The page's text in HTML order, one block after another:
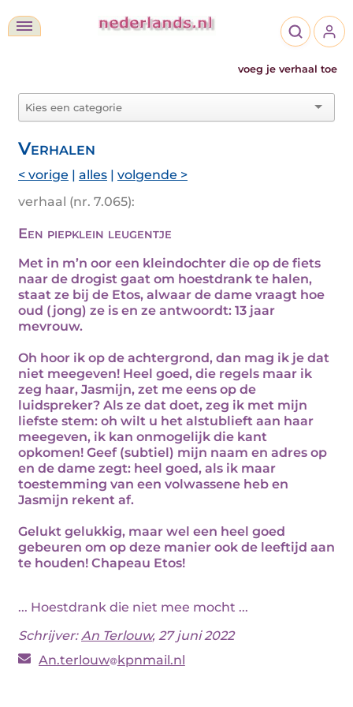
voeg je verhaal toe
Verhalen
< vorige | alles | volgende >
verhaal (nr. 7.065):
Een piepklein leugentje
Met in m’n oor een kleindochter die op de fiets
naar de drogist gaat om hoestdrank te halen,
staat ze bij de Etos, alwaar de dame vraagt hoe
oud (jong) ze is en ze antwoordt: 13 jaar
mevrouw.
Oh hoor ik op de achtergrond, dan mag ik je dat
niet meegeven! Heel goed, die regels maar ik
zeg haar, Jasmijn, zet me eens op de
luidspreker? Als ze dat doet, zeg ik met mijn
liefste stem: oh wilt u het alstublieft aan haar
meegeven, ik kan onmogelijk die kant
opkomen! Geef (subtiel) mijn naam en adres op
en de dame zegt: heel goed, als ik maar
toestemming van een volwassene heb en
Jasmijn rekent af.
Gelukt gelukkig, maar wel een heel goed
gebeuren om op deze manier ook de leeftijd aan
te houden! Chapeau Etos!
... Hoestdrank die niet mee mocht ...
Schrijver:An Terlouw, 27 juni 2022
An.terlouw kpnmail.nl